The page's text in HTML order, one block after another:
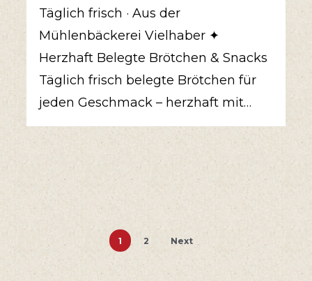
Täglich frisch · Aus der
Mühlenbäckerei Vielhaber ✦
Herzhaft Belegte Brötchen & Snacks
Täglich frisch belegte Brötchen für
jeden Geschmack – herzhaft mit…
1 2 Next